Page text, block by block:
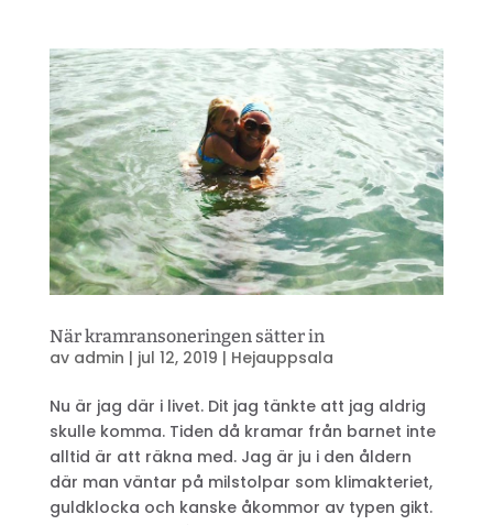
När kramransoneringen sätter in
av admin | jul 12, 2019 | Hejauppsala
Nu är jag där i livet. Dit jag tänkte att jag aldrig
skulle komma. Tiden då kramar från barnet inte
alltid är att räkna med. Jag är ju i den åldern
där man väntar på milstolpar som klimakteriet,
guldklocka och kanske åkommor av typen gikt.